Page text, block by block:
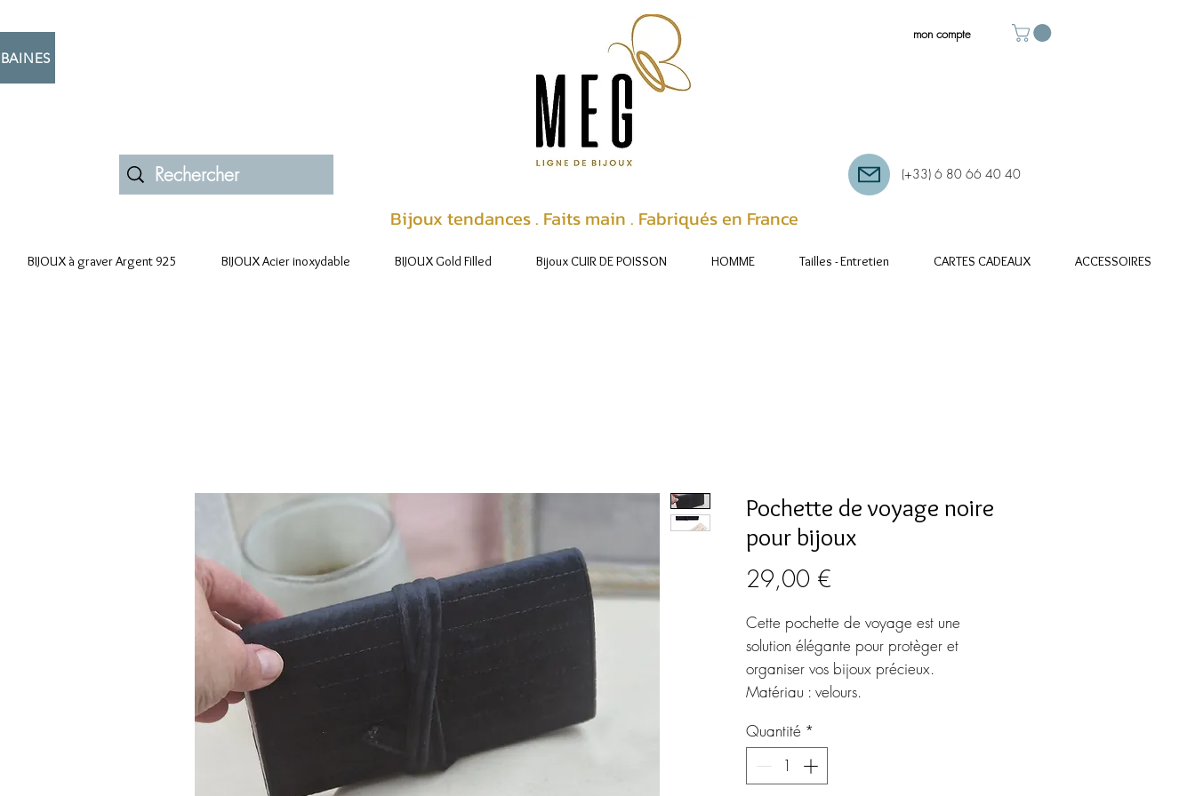
mon compte
(+33) 6 80 66 40 40
Bijoux tendances . Faits main . Fabriqués en France
BIJOUX à graver Argent 925 BIJOUX Acier inoxydable BIJOUX Gold Filled Bijoux CUIR DE POISSON HOMME Tailles - Entretien CARTES CADEAUX ACCESSOIRES
Pochette de voyage noire
pour bijoux
29,00 €
Cette pochette de voyage est une
solution élégante pour protèger et
organiser vos bijoux précieux.
Matériau : velours.
centimètres
Panneau pour bagues et boucles
d'oreilles + sangles à boucle pour
Quantité *